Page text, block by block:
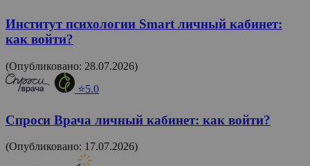
Институт психологии Smart личный кабинет:
как войти?
(Опубликовано: 28.07.2026)
⭐5.0
Спроси Врача личный кабинет: как войти?
(Опубликовано: 17.07.2026)